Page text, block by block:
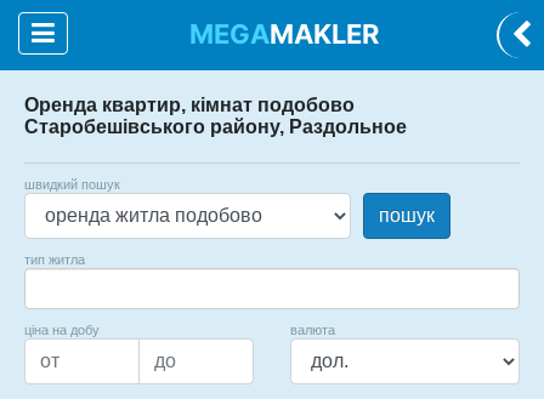
MEGAMAKLER
Оренда квартир, кімнат подобово
Старобешівського району, Раздольное
швидкий пошук
пошук
тип житла
ціна на добу валюта